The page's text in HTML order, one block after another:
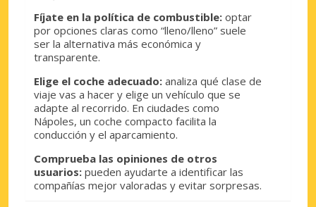
Fíjate en la política de combustible: optar
por opciones claras como “lleno/lleno” suele
ser la alternativa más económica y
transparente.
Elige el coche adecuado: analiza qué clase de
viaje vas a hacer y elige un vehículo que se
adapte al recorrido. En ciudades como
Nápoles, un coche compacto facilita la
conducción y el aparcamiento.
Comprueba las opiniones de otros
usuarios: pueden ayudarte a identificar las
compañías mejor valoradas y evitar sorpresas.